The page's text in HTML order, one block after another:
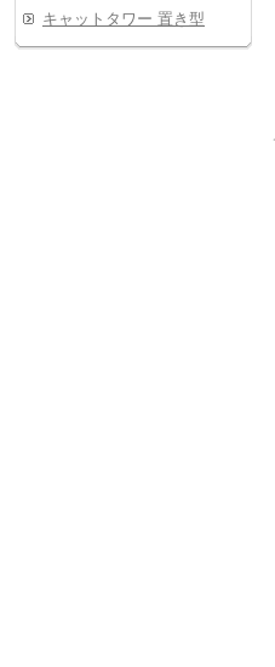
キャットタワー 置き型